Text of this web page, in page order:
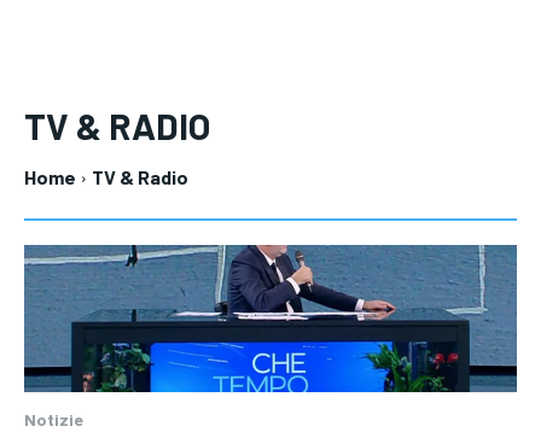
TV & RADIO
Home TV & Radio
Notizie